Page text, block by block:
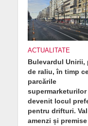
ACTUALITATE
Bulevardul Unirii,
de raliu, în timp
parcările
supermarketurilor
devenit locul
pentru drifturi.
amenzi și premise